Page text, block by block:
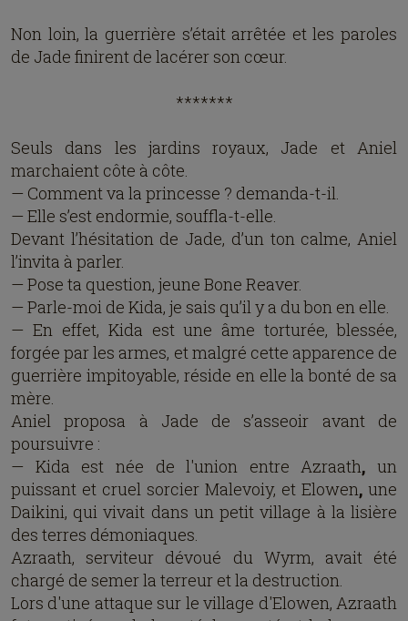
Non loin, la guerrière s’était arrêtée et les paroles
de Jade finirent de lacérer son cœur.
*******
Seuls dans les jardins royaux, Jade et Aniel
marchaient côte à côte.
— Comment va la princesse ? demanda-t-il.
— Elle s’est endormie, souffla-t-elle.
Devant l’hésitation de Jade, d’un ton calme, Aniel
l’invita à parler.
— Pose ta question, jeune Bone Reaver.
— Parle-moi de Kida, je sais qu’il y a du bon en elle.
— En effet, Kida est une âme torturée, blessée,
forgée par les armes, et malgré cette apparence de
guerrière impitoyable, réside en elle la bonté de sa
mère.
Aniel proposa à Jade de s’asseoir avant de
poursuivre :
— Kida est née de l'union entre Azraath, un
puissant et cruel sorcier Malevoiy, et Elowen, une
Daikini, qui vivait dans un petit village à la lisière
des terres démoniaques.
Azraath, serviteur dévoué du Wyrm, avait été
chargé de semer la terreur et la destruction.
Lors d'une attaque sur le village d'Elowen, Azraath